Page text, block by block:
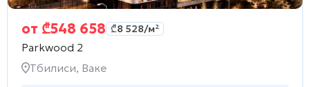
от ₾548 658 ₾8 528/м²
Parkwood 2
Тбилиси, Ваке